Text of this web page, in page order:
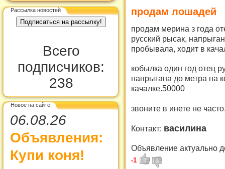
Рассылка новостей
Всего
подписчиков:
238
Новое на сайте
06.08.26
Объявления:
Купи коня!
продам лошадей
продам мерина з года
русский рысак,
пробывала, ходит в
кобылка один год отец
напрыгана до метра на
качалке.50000
звоните в инете не
Контакт: василина
Объявление актуально
-1